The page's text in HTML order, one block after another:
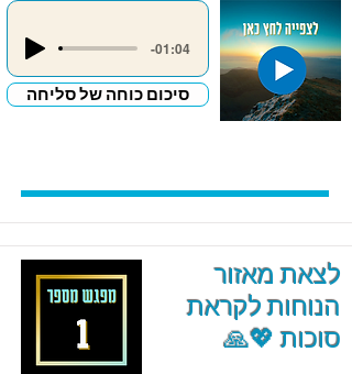
-01:04
סיכום כוחה של סליחה
לצאת מאזור
הנוחות לקראת
סוכות 💖🙏